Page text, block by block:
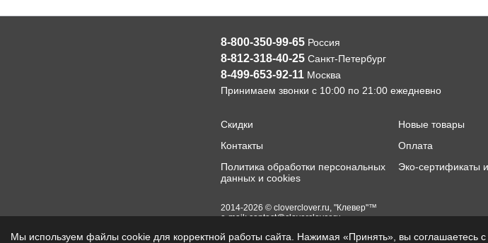
8-800-350-99-65 Россия
8-812-318-40-25 Санкт-Петербург
8-499-653-92-11 Москва
Принимаем звонки с 10:00 по 21:00 ежедневно
Скидки Новые товары
Контакты
Оплата
Политика обработки персональных
данных и cookies
Эко-сертификаты
2014-2026 © cloverclover.ru, "Клевер"™
e-mail:contact@cloverclover.ru
Мы используем файлы cookie для корректной работы сайта. Нажимая «Принять», вы соглашаетесь с